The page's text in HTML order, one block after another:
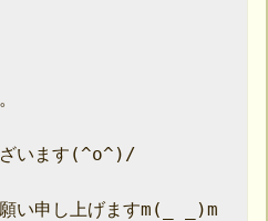
ざいます(^o^)/
い申し上げますm(_ _)m